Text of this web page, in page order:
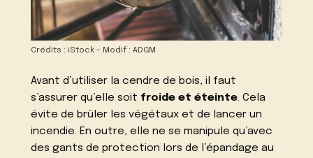
Crédits : iStock – Modif : ADGM
Avant d’utiliser la cendre de bois, il faut
s’assurer qu’elle soit froide et éteinte. Cela
évite de brûler les végétaux et de lancer un
incendie. En outre, elle ne se manipule qu’avec
des gants de protection lors de l’épandage au